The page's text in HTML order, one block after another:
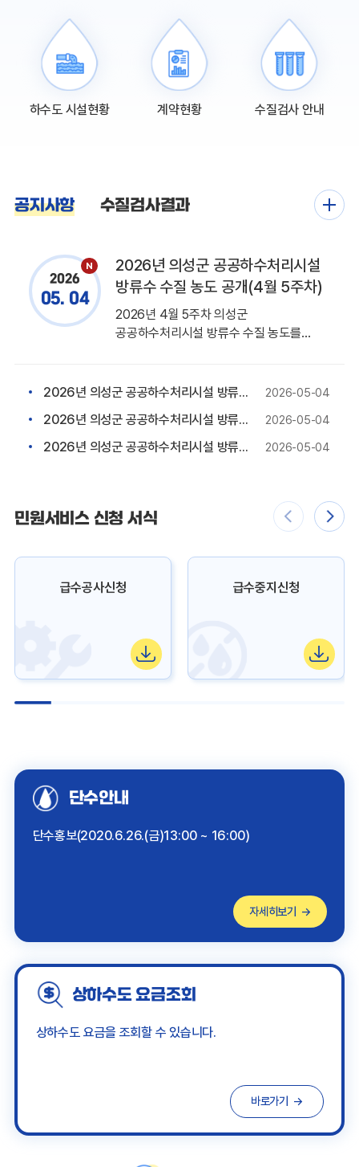
하수도 시설현황 계약현황 수질검사 안내
공지사항 수질검사결과
2026
05. 04
2026년 의성군 공공하수처리시설
방류수 수질 농도 공개(4월 5주차)
2026년 4월 5주차 의성군
공공하수처리시설 방류수 수질 농도를
2026년 의성군 공공하수처리시설 방류수 수질 농도 공개(4월 4주차)
2026-05-04
2026년 의성군 공공하수처리시설 방류수 수질 농도 공개(4월 3주차) 2026-05-04
2026년 의성군 공공하수처리시설 방류수 수질 농도 공개(4월 2주차) 2026-05-04
민원서비스 신청 서식
급수공사신청 급수중지신청
단수안내
단수홍보(2020.6.26.(금)13:00 ~ 16:00)
자세히보기
상하수도 요금조회
상하수도 요금을 조회할 수 있습니다.
바로가기